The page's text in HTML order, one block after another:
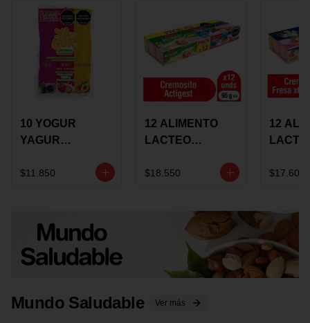
10 YOGUR
YAGUR
150ML SURTIDO
$11.850
12 ALIMENTO
LACTEO
ALQUERIA
$18.550
12
$17.600
Mundo Saludable Ver más